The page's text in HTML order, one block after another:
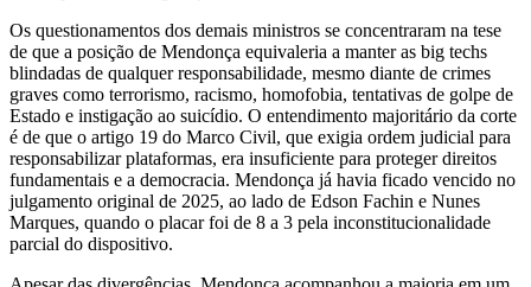
Os questionamentos dos demais ministros se concentraram na tese
de que a posição de Mendonça equivaleria a manter as big techs
blindadas de qualquer responsabilidade, mesmo diante de crimes
graves como terrorismo, racismo, homofobia, tentativas de golpe de
Estado e instigação ao suicídio. O entendimento majoritário da corte
é de que o artigo 19 do Marco Civil, que exigia ordem judicial para
responsabilizar plataformas, era insuficiente para proteger direitos
fundamentais e a democracia. Mendonça já havia ficado vencido no
julgamento original de 2025, ao lado de Edson Fachin e Nunes
Marques, quando o placar foi de 8 a 3 pela inconstitucionalidade
parcial do dispositivo.